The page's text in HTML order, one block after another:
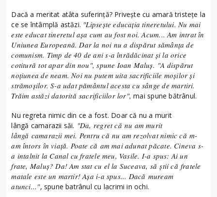
Dacă a meritat atâta suferință? Privește cu amară tristețe la
ce se întâmplă astăzi. "Lipsește educația tineretului. Nu mai
este educat tineretul așa cum au fost noi. Acum... Am intrat în
Uniunea Europeană. Dar la noi nu a dispărut sămânța de
comunism. Timp de 40 de ani s-a înrădăcinat și la orice
cotitură tot apar din nou", spune Ioan Maluș. "A dispărut
noțiunea de neam. Noi nu putem uita sacrificiile moșilor și
strămoșilor. S-a udat pământul acesta cu sânge de martiri.
Trăim astăzi datorită sacrificiilor lor", mai spune bătrânul.
Nu regreta nimic din ce a fost. Doar că nu a murit
lângă camarazii săi. "Da, regret că nu am murit
lângă camarazii mei. Pentru că nu am rezolvat nimic că m-
am întors în viață. Poate că am mai adunat păcate. Cineva s-
a intalnit la Canal cu fratele meu, Vasile. I-a spus: Ai un
frate, Maluș? Da! Am stat cu el la Suceava, să știi că fratele
matale este un martir! Așa i-a spus... Dacă muream
atunci...", spune batrânul cu lacrimi in ochi.